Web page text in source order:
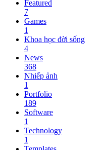
Featured
7
Games
1
Khoa học đời sống
4
News
368
Nhiếp ảnh
1
Portfolio
189
Software
1
Technology
1